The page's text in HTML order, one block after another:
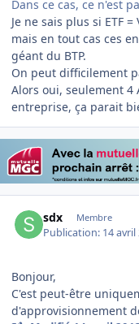
Dans ce cas, ce n'est
Je ne sais plus si ETF
mais en tout cas ces
géant du BTP.
On peut difficilement
Alors oui, seulement 4
entreprise, ça parait
sdx Membre
Publication: 14 avril
Bonjour,
C'est peut-être
d'approvisionnement